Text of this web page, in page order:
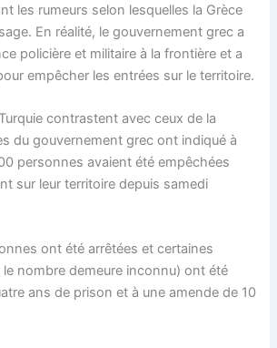
les rumeurs selon lesquelles la Grèce
En réalité, le gouvernement grec a
policière et militaire à la frontière et a
empêcher les entrées sur le territoire.
contrastent avec ceux de la
du gouvernement grec ont indiqué à
personnes avaient été empêchées
sur leur territoire depuis samedi
ont été arrêtées et certaines
le nombre demeure inconnu) ont été
ans de prison et à une amende de 10